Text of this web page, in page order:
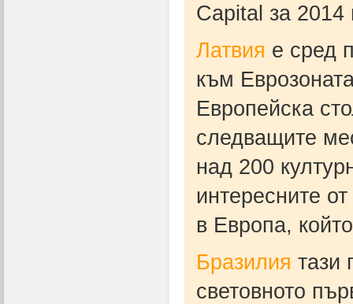
Capital за 2014
Латвия е сред
към
Европейска
следващите
над 200
интересните
в Европа,
Бразилия тази
световното